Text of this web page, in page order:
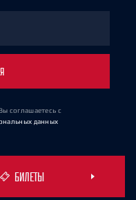
соглашаетесь с
данных
БИЛЕТЫ